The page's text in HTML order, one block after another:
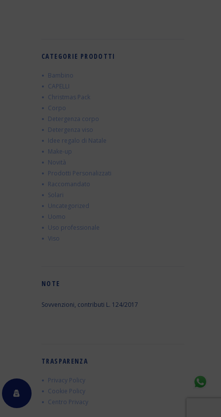
CATEGORIE PRODOTTI
Bambino
CAPELLI
Christmas Pack
Corpo
Detergenza corpo
Detergenza viso
Idee regalo di Natale
Make-up
Novità
Prodotti Personalizzati
Raccomandato
Solari
Uncategorized
Uomo
Uso professionale
Viso
NOTE
Sovvenzioni, contributi L. 124/2017
TRASPARENZA
Privacy Policy
Cookie Policy
Centro Privacy